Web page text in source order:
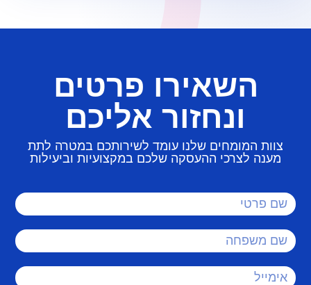
השאירו פרטים
ונחזור אליכם
צוות המומחים שלנו עומד לשירותכם במטרה לתת
מענה לצרכי ההעסקה שלכם במקצועיות וביעילות